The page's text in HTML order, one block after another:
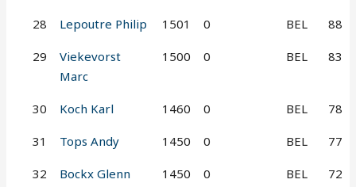
28 Lepoutre Philip 1501 0 BEL 88
29
Viekevorst
Marc
1500 0 BEL 83
30 Koch Karl 1460 0 BEL 78
31 Tops Andy 1450 0 BEL 77
32 Bockx Glenn 1450 0 BEL 72